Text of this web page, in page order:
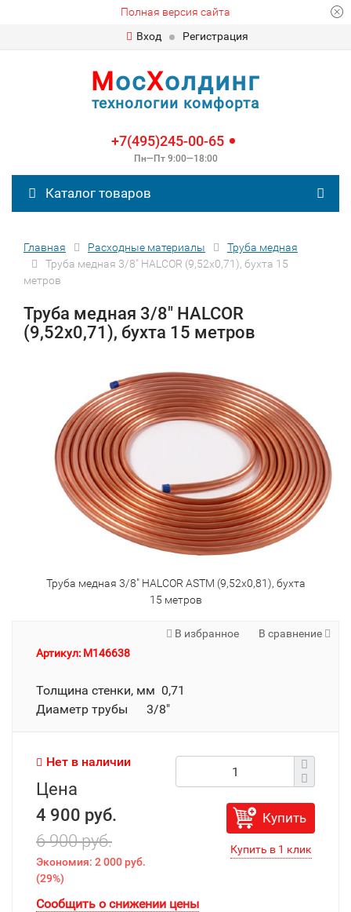
Полная версия сайта
Вход
Регистрация
МосХолдинг
технологии комфорта
+7(495)245-00-65
Пн—Пт 9:00—18:00
Каталог товаров
Главная Расходные материалы
Труба медная
Труба медная 3/8" HALCOR (9,52х0,71), бухта 15
метров
Труба медная 3/8" HALCOR
(9,52х0,71), бухта 15 метров
Труба медная 3/8" HALCOR ASTM (9,52х0,81), бухта
15 метров
В избранное
В сравнение
Артикул: M146638
Толщина стенки, мм 0,71
Диаметр трубы 3/8"
Нет в наличии
Цена
4 900 руб.
6 900 руб.
Экономия: 2 000 руб.
(29%)
Купить
Сообщить о снижении цены